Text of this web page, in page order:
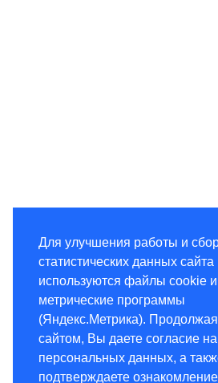
Для улучшения работы и
статистических данных сайта
используются файлы cookie и
метрические программы
(Яндекс.Метрика).
сайтом, Вы даете согласие
персональных данных, а
подтверждаете